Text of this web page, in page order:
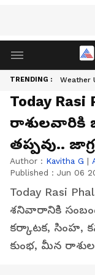
TRENDING : Weather
Today
రాశులవారికి
తప్పవు..
Author : Kavitha G |
Published : Jun 06
Today Rasi
శనివారానికి
కర్కాటక, సింహ,
కుంభ, మీన